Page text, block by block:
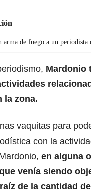
arma de fuego a un periodista
Mardonio
la zona.
vaquitas para
con la
en alguna
venía siendo
de la cantidad